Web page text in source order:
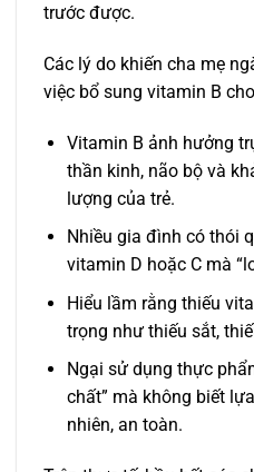
trước được.
Các lý do khiến cha mẹ
việc bổ sung vitamin B
Vitamin B ảnh hưởng
thần kinh, não bộ và
lượng của trẻ.
Nhiều gia đình có thói
vitamin D hoặc C mà
Hiểu lầm rằng thiếu
trọng như thiếu sắt,
Ngại sử dụng thực
chất” mà không biết
nhiên, an toàn.